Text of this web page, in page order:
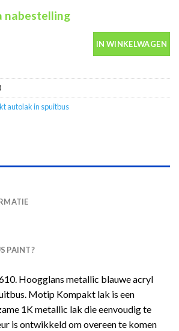
nabestelling
blauw metallic autolak in spuitbus 400ml
IN WINKELWAGEN
autolak in spuitbus
PAINT?
Hoogglans metallic blauwe acryl
Motip Kompakt lak is een
1K metallic lak die eenvoudig te
is ontwikkeld om overeen te komen